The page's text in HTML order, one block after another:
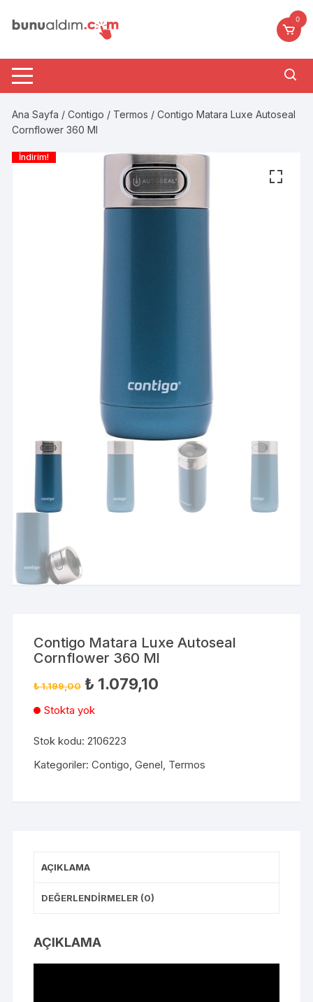
0
Ana Sayfa /Contigo / Termos / Contigo Matara Luxe Autoseal
Cornflower 360 Ml
İndirim!
Contigo Matara Luxe Autoseal
Cornflower 360 Ml
₺1.199,00 ₺ 1.079,10
Stokta yok
Stok kodu:2106223
Kategoriler:Contigo ,Genel Termos
AÇIKLAMA
DEĞERLENDIRMELER (0)
AÇIKLAMA